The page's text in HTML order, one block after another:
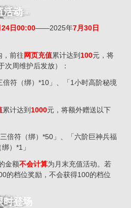
活动
24日00:00——2025年7月30日
，前往网页充值累计达到 100元，将
次周维护后发放）：
倍符（绑）*10」、「1小时高阶秘境
累计达到1000元，将额外赠送以下
倍符（绑）*50」、「六阶巨神兵福
）*1」
金额不会计算为月末充值活动。若
的档位奖励，不会获得100的档位
时登场